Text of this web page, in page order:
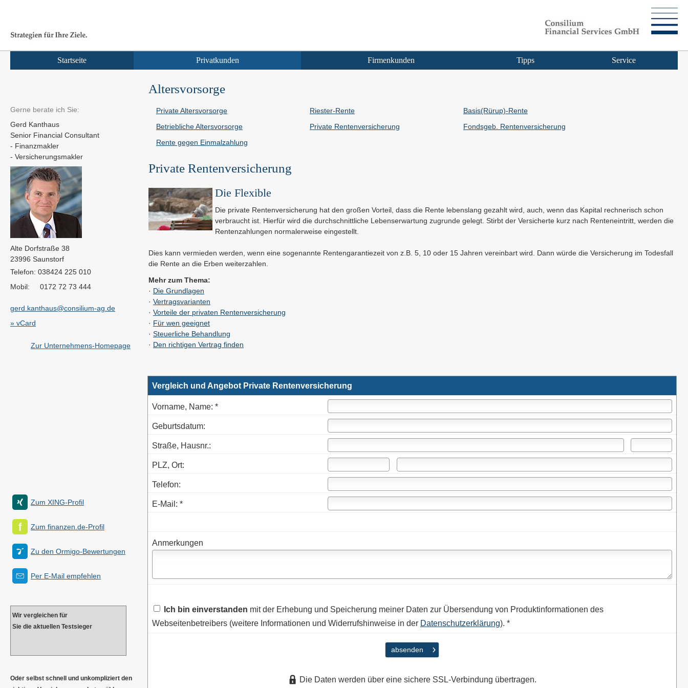
Startseite Privatkunden Firmenkunden Tipps Service
Gerne berate ich Sie:
Gerd Kanthaus
Senior Financial Consultant
- Finanzmakler
- Ver­sicherungs­makler
Alte Dorfstraße 38
23996 Saunstorf
Telefon: 038424 225 010
Mobil: 0172 72 73 444
gerd.kanthaus@consilium-ag.de
» vCard
Zur Unternehmens-Homepage
Zum XING-Profil
Zum finanzen.de-Profil
Zu den Ormigo-Bewertungen
Per E-Mail empfehlen
Wir ver­gleichen für
Sie die aktuellen Testsieger
Oder selbst schnell und unkompliziert den
Alters­vorsorge
Private Alters­vorsorge Riester-Rente
Basis(Rürup)-Rente
Betriebliche Alters­vorsorge
Private Rentenversicherung
Fondsgeb. Rentenversicherung
Rente gegen Einmal­zahlung
Private Rentenversicherung
Die Flexible
Die private Rentenversicherung hat den großen Vorteil, dass die Rente lebenslang gezahlt wird, auch, wenn das Kapital rechnerisch schon
verbraucht ist. Hierfür wird die durchschnittliche Lebenserwartung zugrunde gelegt. Stirbt der Versicherte kurz nach Renteneintritt, werden die
Rentenzahlungen normalerweise eingestellt.
Dies kann vermieden werden, wenn eine sogenannte Rentengarantiezeit von z.B. 5, 10 oder 15 Jahren vereinbart wird. Dann würde die Versicherung im Todesfall
die Rente an die Erben weiterzahlen.
Mehr zum Thema:
· Die Grundlagen
· Vertragsvarianten
· Vorteile der privaten Rentenversicherung
· Für wen geeignet
· Steuerliche Behandlung
· Den richtigen Vertrag finden
Vergleich und Angebot Private Rentenversicherung
Vorname, Name: *
Geburts­datum:
Straße, Hausnr.:
PLZ, Ort:
Telefon:
E-Mail: *
Anmerkungen
Ich bin einverstanden mit der Erhebung und Speicherung meiner Daten zur Übersendung von Produktinformationen des
Webseitenbetreibers (weitere Informationen und Widerrufshinweise in der Datenschutzerklärung). *
absenden
Die Daten werden über eine sichere SSL-Verbindung übertragen.